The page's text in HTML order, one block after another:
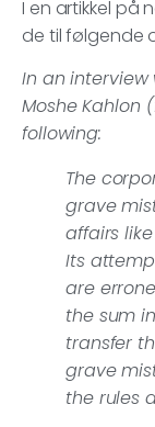
I en artikkel på
de til følgende
In an
Moshe Kahlon
following:
The
grave
affairs
Its
are
the sum
transfer
grave
the rules